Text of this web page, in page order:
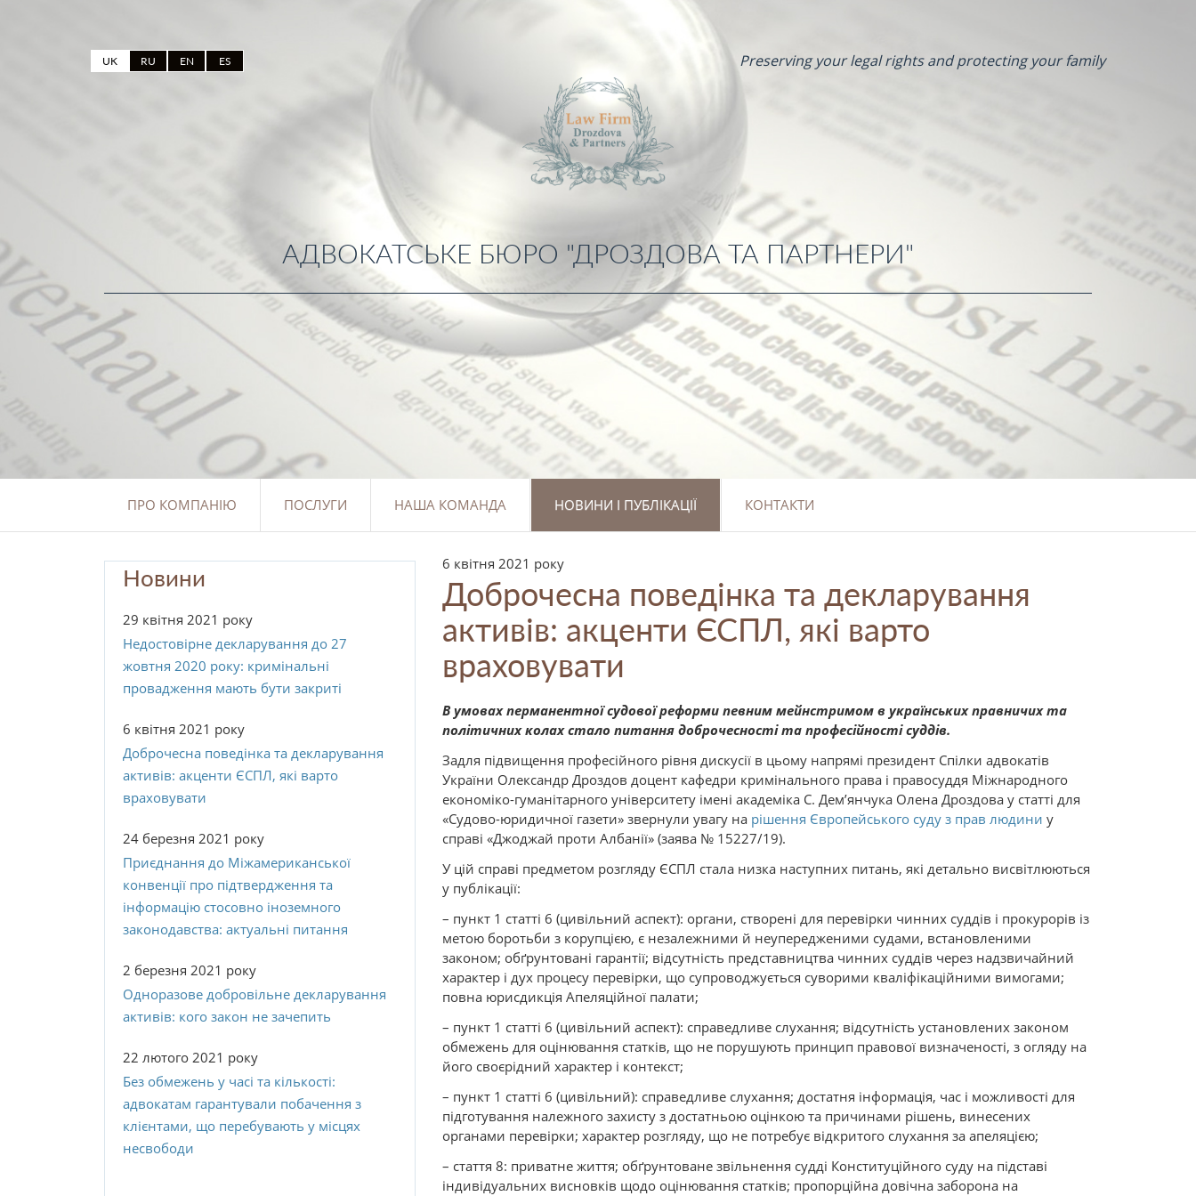
UK RU EN ES Preserving your legal rights and protecting your family
АДВОКАТСЬКЕ БЮРО "ДРОЗДОВА ТА ПАРТНЕРИ"
ПРО КОМПАНІЮ ПОСЛУГИ НАША КОМАНДА НОВИНИ І ПУБЛІКАЦІЇ КОНТАКТИ
Новини
29 квітня 2021 року
Недостовірне декларування до 27
жовтня 2020 року: кримінальні
провадження мають бути закриті
6 квітня 2021 року
Доброчесна поведінка та декларування
активів: акценти ЄСПЛ, які варто
враховувати
24 березня 2021 року
Приєднання до Міжамериканської
конвенції про підтвердження та
інформацію стосовно іноземного
законодавства: актуальні питання
2 березня 2021 року
Одноразове добровільне декларування
активів: кого закон не зачепить
22 лютого 2021 року
Без обмежень у часі та кількості:
адвокатам гарантували побачення з
клієнтами, що перебувають у місцях
несвободи
6 квітня 2021 року
Доброчесна поведінка та декларування
активів: акценти ЄСПЛ, які варто
враховувати
В умовах перманентної судової реформи певним мейнстримом в українських правничих та
політичних колах стало питання доброчесності та професійності суддів.
Задля підвищення професійного рівня дискусії в цьому напрямі президент Спілки адвокатів
України Олександр Дроздов доцент кафедри кримінального права і правосуддя Міжнародного
економіко-гуманітарного університету імені академіка С. Дем’янчука Олена Дроздова у статті для
«Судово-юридичної газети» звернули увагу на рішення Європейського суду з прав людини у
справі «Джоджай проти Албанії» (заява № 15227/19).
У цій справі предметом розгляду ЄСПЛ стала низка наступних питань, які детально висвітлюються
у публікації:
– пункт 1 статті 6 (цивільний аспект): органи, створені для перевірки чинних суддів і прокурорів із
метою боротьби з корупцією, є незалежними й неупередженими судами, встановленими
законом; обґрунтовані гарантії; відсутність представництва чинних суддів через надзвичайний
характер і дух процесу перевірки, що супроводжується суворими кваліфікаційними вимогами;
повна юрисдикція Апеляційної палати;
– пункт 1 статті 6 (цивільний аспект): справедливе слухання; відсутність установлених законом
обмежень для оцінювання статків, що не порушують принцип правової визначеності, з огляду на
його своєрідний характер і контекст;
– пункт 1 статті 6 (цивільний): справедливе слухання; достатня інформація, час і можливості для
підготування належного захисту з достатньою оцінкою та причинами рішень, винесених
органами перевірки; характер розгляду, що не потребує відкритого слухання за апеляцією;
– стаття 8: приватне життя; обґрунтоване звільнення судді Конституційного суду на підставі
індивідуальних висновків щодо оцінювання статків; пропорційна довічна заборона на